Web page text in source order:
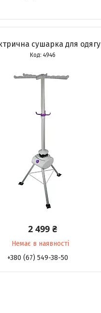
сушарка для одягу
4946
2 499 ₴
Немає в наявності
+380 (67) 549-38-50